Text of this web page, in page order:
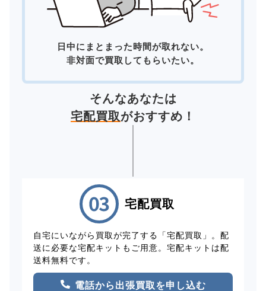
日中にまとまった時間が取れない。
非対面で買取してもらいたい。
そんなあなたは
宅配買取がおすすめ！
宅配買取
自宅にいながら買取が完了する「宅配買取」。配
送に必要な宅配キットもご用意。宅配キットは配
送料無料です。
電話から出張買取を申し込む